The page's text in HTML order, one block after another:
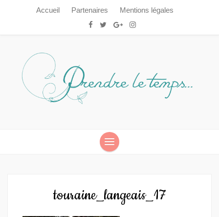
Accueil Partenaires Mentions légales
touraine_langeais_17